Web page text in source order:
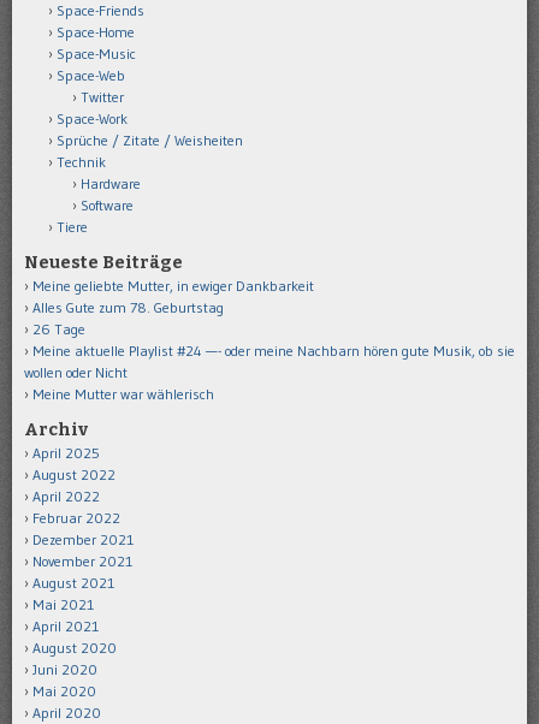
Space-Friends
Space-Home
Space-Music
Space-Web
Twitter
Space-Work
Sprüche / Zitate / Weisheiten
Technik
Hardware
Software
Tiere
Neueste Beiträge
Meine geliebte Mutter, in ewiger Dankbarkeit
Alles Gute zum 78. Geburtstag
26 Tage
Meine aktuelle Playlist #24 —- oder meine Nachbarn hören gute Musik, ob sie
wollen oder Nicht
Meine Mutter war wählerisch
Archiv
April 2025
August 2022
April 2022
Februar 2022
Dezember 2021
November 2021
August 2021
Mai 2021
April 2021
August 2020
Juni 2020
Mai 2020
April 2020